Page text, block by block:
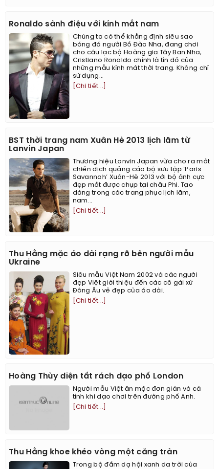
Ronaldo sành điệu với kính mắt nam
Chúng ta có thể khẳng định siêu sao
bóng đá người Bồ Đào Nha, đang chơi
cho câu lạc bộ Hoàng gia Tây Ban Nha,
Cristiano Ronaldo chính là tín đồ của
những mẫu kính mát thời trang. Không chỉ
sử dụng...
[Chi tiết...]
BST thời trang nam Xuân Hè 2013 lịch lãm từ
Lanvin Japan
Thương hiệu Lanvin Japan vừa cho ra mắt
chiến dịch quảng cáo bộ sưu tập ‘Paris
Savannah’ Xuân-Hè 2013 với bộ ảnh cực
đẹp mắt được chụp tại châu Phi. Tạo
dáng trong các trang phục lịch lãm,
nam...
[Chi tiết...]
Thu Hằng mặc áo dài rạng rỡ bên người mẫu
Ukraine
Siêu mẫu Việt Nam 2002 và các người
đẹp Việt giới thiệu đến các cô gái xứ
Đông Âu vẻ đẹp của áo dài.
[Chi tiết...]
Hoàng Thùy diện tất rách dạo phố London
Người mẫu Việt ăn mặc đơn giản và cá
tính khi dạo chơi trên đường phố Anh.
[Chi tiết...]
Thu Hằng khoe khéo vòng một căng tràn
Trong bộ đầm dạ hội xanh da trời của